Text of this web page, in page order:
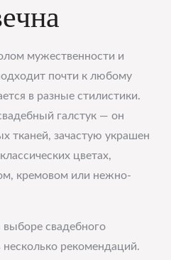
мужественности и
почти к любому
в разные стилистики.
галстук — он
тканей, зачастую украшен
цветах,
кремовом или нежно-
выборе свадебного
рекомендаций.